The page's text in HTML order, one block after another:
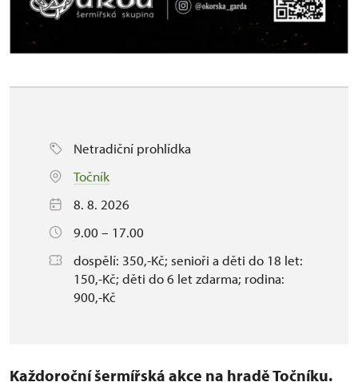
Netradiční prohlídka
Točník
8. 8. 2026
9.00 – 17.00
dospělí: 350,-Kč; senioři a děti do 18 let:
150,-Kč; děti do 6 let zdarma; rodina:
900,-Kč
Každoroční šermířská akce na hradě Točníku.